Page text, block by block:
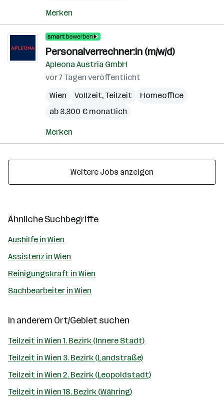
Merken
Personalverrechner:in (m/w/d)
Apleona Austria GmbH
vor 7 Tagen veröffentlicht
Wien
Vollzeit, Teilzeit
Homeoffice
ab 3.300 € monatlich
Merken
Weitere Jobs anzeigen
Ähnliche Suchbegriffe
Aushilfe in Wien
Assistenz in Wien
Reinigungskraft in Wien
Sachbearbeiter in Wien
In anderem Ort/Gebiet suchen
Teilzeit in Wien 1. Bezirk (Innere Stadt)
Teilzeit in Wien 3. Bezirk (Landstraße)
Teilzeit in Wien 2. Bezirk (Leopoldstadt)
Teilzeit in Wien 18. Bezirk (Währing)